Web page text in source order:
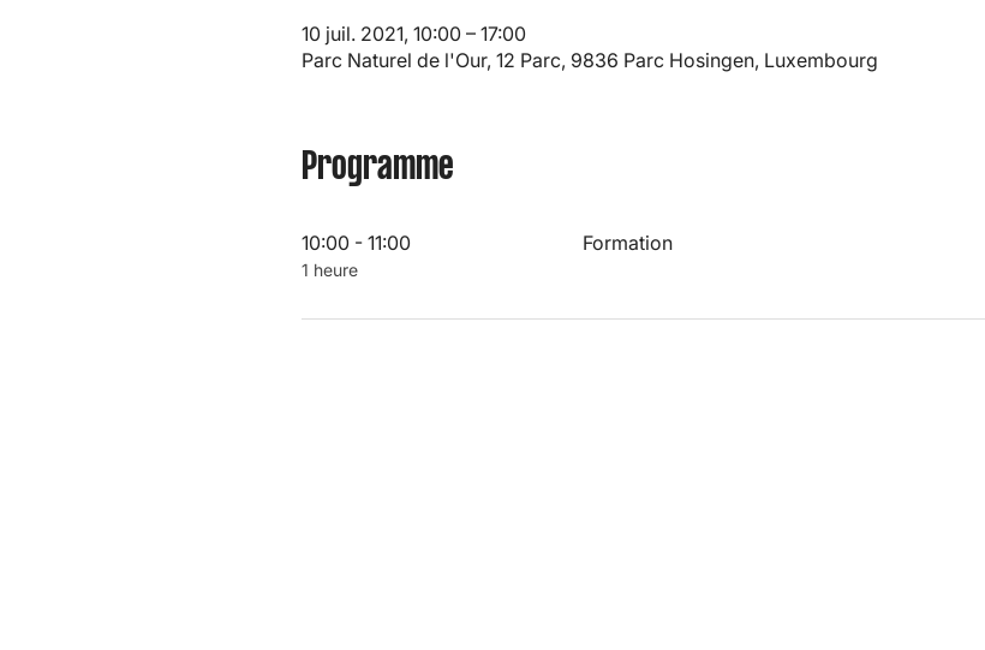
10 juil. 2021, 10:00 – 17:00
Parc Naturel de l'Our, 12 Parc, 9836 Parc Hosingen, Luxembourg
Programme
10:00 - 11:00
1 heure
Formation